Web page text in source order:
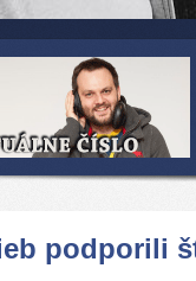
podporili